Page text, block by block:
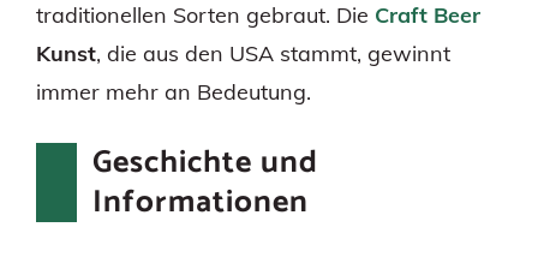
traditionellen Sorten gebraut. Die Craft Beer
Kunst, die aus den USA stammt, gewinnt
immer mehr an Bedeutung.
Geschichte und
Informationen